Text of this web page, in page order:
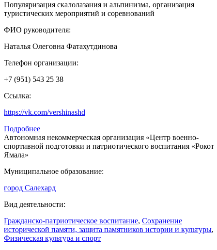
Популяризация скалолазания и альпинизма, организация
туристических мероприятий и соревнований
ФИО руководителя:
Наталья Олеговна Фатахутдинова
Телефон организации:
+7 (951) 543 25 38
Ссылка:
https://vk.com/vershinashd
Подробнее
Автономная некоммерческая организация «Центр военно-
спортивной подготовки и патриотического воспитания «Рокот
Ямала»
Муниципальное образование:
город Салехард
Вид деятельности:
Гражданско-патриотическое воспитание, Сохранение
исторической памяти, защита памятников истории и культуры,
Физическая культура и спорт